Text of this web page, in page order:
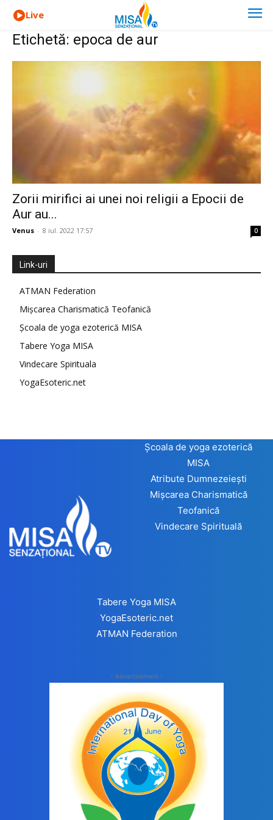
Live
Etichetă: epoca de aur
Zorii mirifici ai unei noi religii a Epocii de
Aur au...
Venus - 8 iul. 2022 17:57 0
Link-uri
ATMAN Federation
Mișcarea Charismatică Teofanică
Școala de yoga ezoterică MISA
Tabere Yoga MISA
Vindecare Spirituala
YogaEsoteric.net
Școala de yoga ezoterică
MISA
Atribute Dumnezeiești
Mișcarea Charismatică
Teofanică
Vindecare Spirituală
Tabere Yoga MISA
YogaEsoteric.net
ATMAN Federation
- Advertisement -